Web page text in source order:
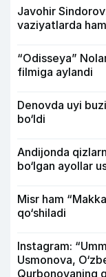
Javohir
vaziyatlarda
“Odisseya”
filmiga aylandi
Denovda uyi
bo‘ldi
Andijonda
bo‘lgan ayollar
Misr ham
qo‘shiladi
Instagram:
Usmonova,
Qurbonovaning